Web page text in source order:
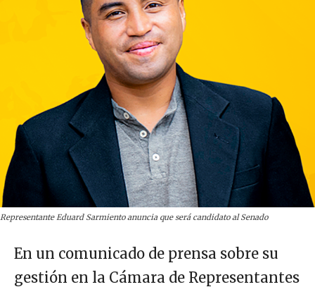
Representante Eduard Sarmiento anuncia que será candidato al Senado
En un comunicado de prensa sobre su
gestión en la Cámara de Representantes